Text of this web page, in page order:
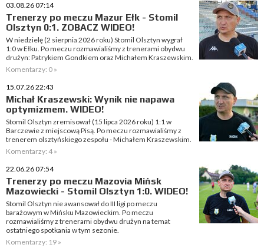
03.08.26 07:14
Trenerzy po meczu Mazur Ełk - Stomil
Olsztyn 0:1. ZOBACZ WIDEO!
W niedzielę (2 sierpnia 2026 roku) Stomil Olsztyn wygrał
1:0 w Ełku. Po meczu rozmawialiśmy z trenerami obydwu
drużyn: Patrykiem Gondkiem oraz Michałem Kraszewskim.
Komentarzy: 0 »
15.07.26 22:43
Michał Kraszewski: Wynik nie napawa
optymizmem. WIDEO!
Stomil Olsztyn zremisował (15 lipca 2026 roku) 1:1 w
Barczewie z miejscową Pisą. Po meczu rozmawialiśmy z
trenerem olsztyńskiego zespołu - Michałem Kraszewskim.
Komentarzy: 4 »
22.06.26 07:54
Trenerzy po meczu Mazovia Mińsk
Mazowiecki - Stomil Olsztyn 1:0. WIDEO!
Stomil Olsztyn nie awansował do III ligi po meczu
barażowym w Mińsku Mazowieckim. Po meczu
rozmawialiśmy z trenerami obydwu drużyn na temat
ostatniego spotkania w tym sezonie.
Komentarzy: 19 »